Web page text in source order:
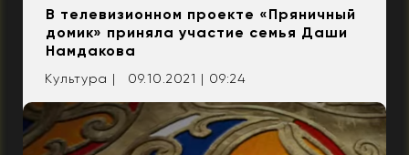
В телевизионном проекте «Пряничный
домик» приняла участие семья Даши
Намдакова
Культура | 09.10.2021 | 09:24